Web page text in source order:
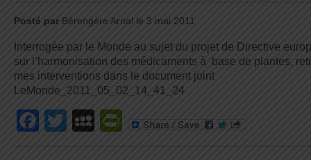
Posté par Bérengère Arnal le 3 mai 2011
Interrogée par le Monde au sujet du projet de Directive
sur l’harmonisation des médicaments à base de plantes,
mes interventions dans le document joint
LeMonde_2011_05_02_14_41_24
Facebook
TwitterMySpace
PrintFriendly